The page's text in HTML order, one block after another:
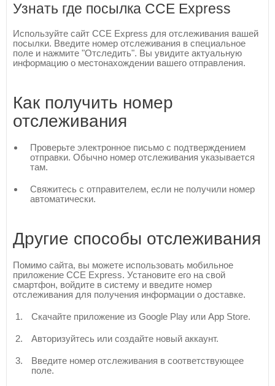
Узнать где посылка CCE Express
Используйте сайт CCE Express для отслеживания вашей
посылки. Введите номер отслеживания в специальное
поле и нажмите "Отследить". Вы увидите актуальную
информацию о местонахождении вашего отправления.
Как получить номер
отслеживания
Проверьте электронное письмо с подтверждением
отправки. Обычно номер отслеживания указывается
там.
Свяжитесь с отправителем, если не получили номер
автоматически.
Другие способы отслеживания
Помимо сайта, вы можете использовать мобильное
приложение CCE Express. Установите его на свой
смартфон, войдите в систему и введите номер
отслеживания для получения информации о доставке.
Скачайте приложение из Google Play или App Store.
Авторизуйтесь или создайте новый аккаунт.
Введите номер отслеживания в соответствующее
поле.